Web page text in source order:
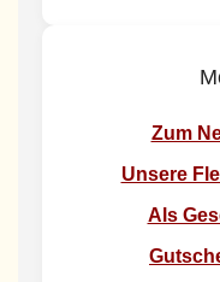
Zum
Unsere
Als